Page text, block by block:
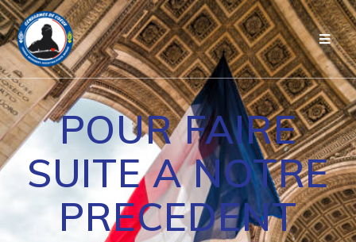
Passer
au
contenu
POUR FAIRE
SUITE A NOTRE
PRECEDENT